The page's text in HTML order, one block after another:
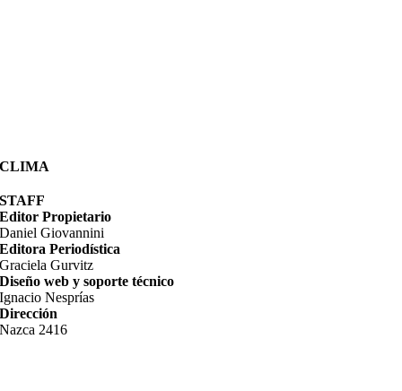
CLIMA
STAFF
Editor Propietario
Daniel Giovannini
Editora Periodística
Graciela Gurvitz
Diseño web y soporte técnico
Ignacio Nesprías
Dirección
Nazca 2416